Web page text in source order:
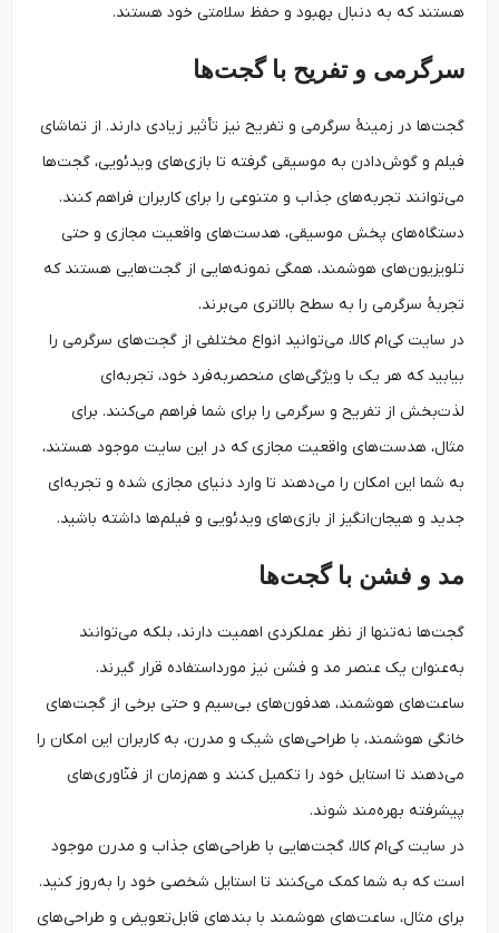
هستند که به دنبال بهبود و حفظ سلامتی خود هستند.
سرگرمی و تفریح با گجت‌ها
گجت‌ها در زمینهٔ سرگرمی و تفریح نیز تأثیر زیادی دارند. از تماشای
فیلم و گوش‌دادن به موسیقی گرفته تا بازی‌های ویدئویی، گجت‌ها
می‌توانند تجربه‌های جذاب و متنوعی را برای کاربران فراهم کنند.
دستگاه‌های پخش موسیقی، هدست‌های واقعیت مجازی و حتی
تلویزیون‌های هوشمند، همگی نمونه‌هایی از گجت‌هایی هستند که
تجربهٔ سرگرمی را به سطح بالاتری می‌برند.
در سایت کی‌ام کالا، می‌توانید انواع مختلفی از گجت‌های سرگرمی را
بیابید که هر یک با ویژگی‌های منحصربه‌فرد خود، تجربه‌ای
لذت‌بخش از تفریح و سرگرمی را برای شما فراهم می‌کنند. برای
مثال، هدست‌های واقعیت مجازی که در این سایت موجود هستند،
به شما این امکان را می‌دهند تا وارد دنیای مجازی شده و تجربه‌ای
جدید و هیجان‌انگیز از بازی‌های ویدئویی و فیلم‌ها داشته باشید.
مد و فشن با گجت‌ها
گجت‌ها نه‌تنها از نظر عملکردی اهمیت دارند، بلکه می‌توانند
به‌عنوان یک عنصر مد و فشن نیز مورداستفاده قرار گیرند.
ساعت‌های هوشمند، هدفون‌های بی‌سیم و حتی برخی از گجت‌های
خانگی هوشمند، با طراحی‌های شیک و مدرن، به کاربران این امکان را
می‌دهند تا استایل خود را تکمیل کنند و هم‌زمان از فنّاوری‌های
پیشرفته بهره‌مند شوند.
در سایت کی‌ام کالا، گجت‌هایی با طراحی‌های جذاب و مدرن موجود
است که به شما کمک می‌کنند تا استایل شخصی خود را به‌روز کنید.
برای مثال، ساعت‌های هوشمند با بندهای قابل‌تعویض و طراحی‌های